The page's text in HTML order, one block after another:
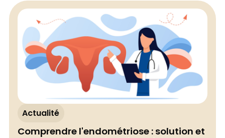
Actualité
Comprendre l'endométriose : solution et